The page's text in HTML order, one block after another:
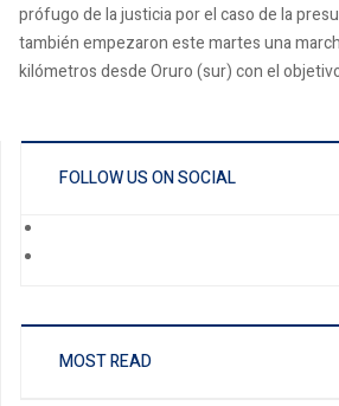
prófugo de la justicia por el caso de la
también empezaron este martes una
kilómetros desde Oruro (sur) con el
FOLLOW US ON SOCIAL
MOST READ